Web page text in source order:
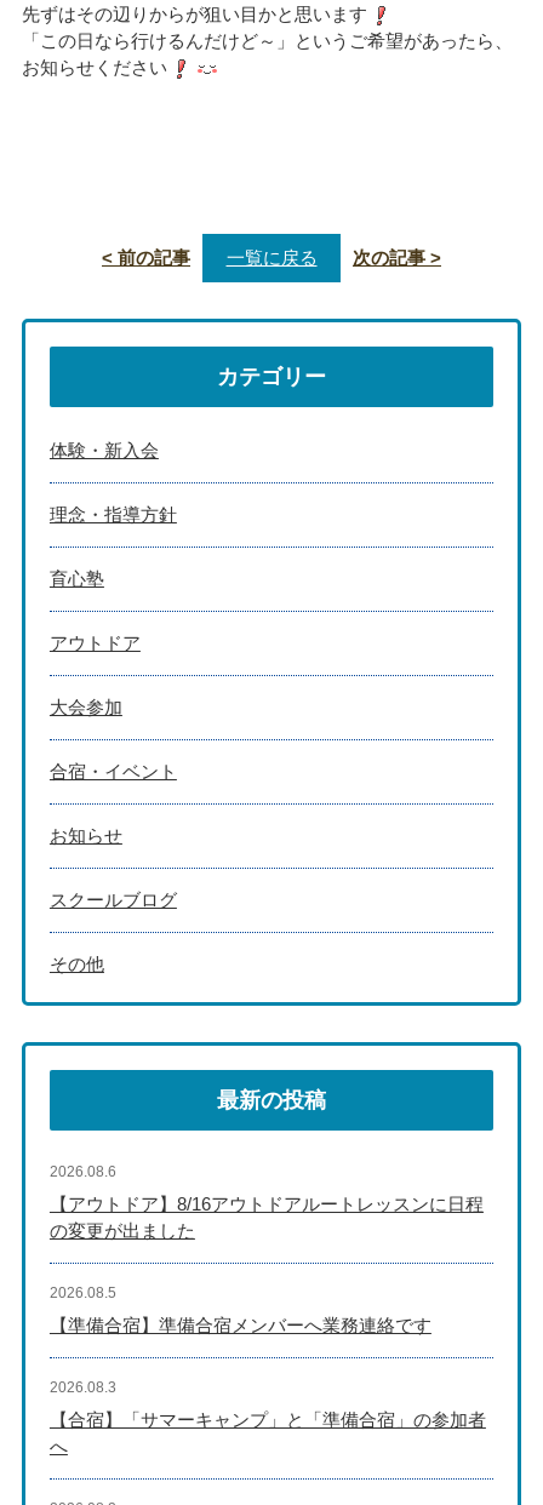
先ずはその辺りからが狙い目かと思います
「この日なら行けるんだけど～」というご希望があったら、
お知らせください
< 前の記事 一覧に戻る 次の記事 >
カテゴリー
体験・新入会
理念・指導方針
育心塾
アウトドア
大会参加
合宿・イベント
お知らせ
スクールブログ
その他
最新の投稿
【アウトドア】8/16アウトドアルートレッスンに日程
の変更が出ました
2026.08.6
【準備合宿】準備合宿メンバーへ業務連絡です
2026.08.5
【合宿】「サマーキャンプ」と「準備合宿」の参加者
へ
2026.08.3